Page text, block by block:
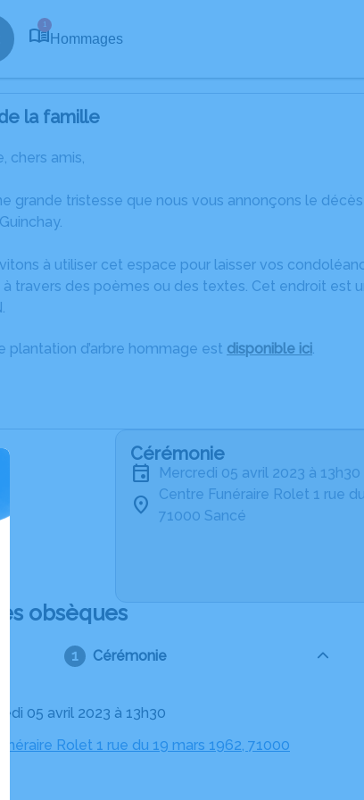
1
Hommages
la famille
chers amis,
grande tristesse que nous vous annonçons le
à utiliser cet espace pour laisser vos
travers des poèmes ou des textes. Cet endroit est
plantation d’arbre hommage est disponible ici.
Cérémonie
mercredi 05 avril 2023 à 13h30
Centre Funéraire Rolet 1 rue
71000 Sancé
obsèques
Cérémonie
05 avril 2023 à 13h30
Rolet 1 rue du 19 mars 1962, 71000